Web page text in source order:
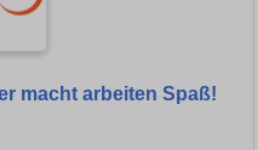
macht arbeiten Spaß!